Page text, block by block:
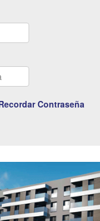
Contraseña